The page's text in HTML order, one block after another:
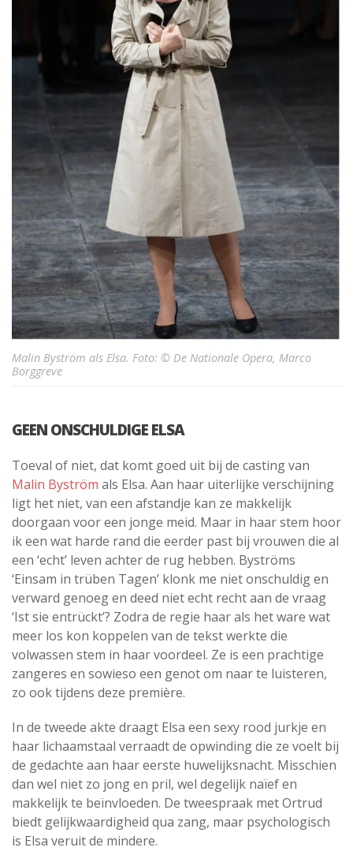
Malin Byström als Elsa. Foto: © De Nationale Opera, Marco
Borggreve
GEEN ONSCHULDIGE ELSA
Toeval of niet, dat komt goed uit bij de casting van
Malin Byström als Elsa. Aan haar uiterlijke verschijning
ligt het niet, van een afstandje kan ze makkelijk
doorgaan voor een jonge meid. Maar in haar stem hoor
ik een wat harde rand die eerder past bij vrouwen die al
een ‘echt’ leven achter de rug hebben. Byströms
‘Einsam in trüben Tagen’ klonk me niet onschuldig en
verward genoeg en deed niet echt recht aan de vraag
‘Ist sie entrückt’? Zodra de regie haar als het ware wat
meer los kon koppelen van de tekst werkte die
volwassen stem in haar voordeel. Ze is een prachtige
zangeres en sowieso een genot om naar te luisteren,
zo ook tijdens deze première.
In de tweede akte draagt Elsa een sexy rood jurkje en
haar lichaamstaal verraadt de opwinding die ze voelt bij
de gedachte aan haar eerste huwelijksnacht. Misschien
dan wel niet zo jong en pril, wel degelijk naïef en
makkelijk te beïnvloeden. De tweespraak met Ortrud
biedt gelijkwaardigheid qua zang, maar psychologisch
is Elsa veruit de mindere.